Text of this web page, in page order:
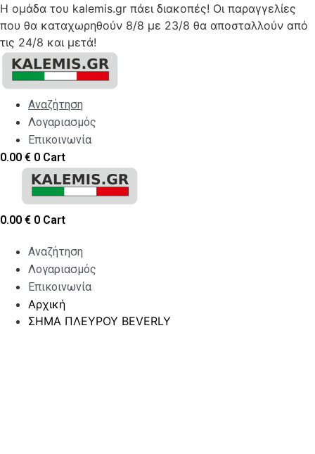
Η ομάδα του kalemis.gr πάει διακοπές! Οι παραγγελίες
που θα καταχωρηθούν 8/8 με 23/8 θα αποσταλλούν από
τις 24/8 και μετά!
Skip
content
Αναζήτηση
Λογαριασμός
Επικοινωνία
0.00 € 0 Cart
0.00 € 0 Cart
Αναζήτηση
Λογαριασμός
Επικοινωνία
Αρχική
ΣΗΜΑ ΠΛΕΥΡΟΥ BEVERLY